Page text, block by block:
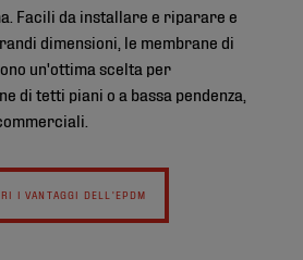
Facili da installare e riparare e
dimensioni, le membrane di
un'ottima scelta per
di tetti piani o a bassa pendenza,
I VANTAGGI DELL'EPDM